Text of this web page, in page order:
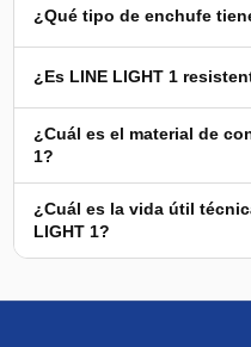
¿Qué tipo de enchufe
¿Es LINE LIGHT 1
¿Cuál es el material de
1?
¿Cuál es la vida útil
LIGHT 1?